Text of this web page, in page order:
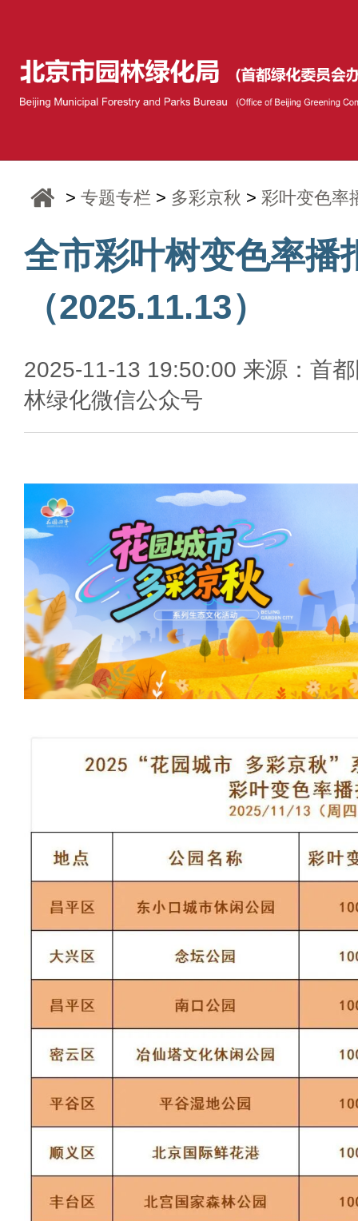
>专题专栏 > 多彩京秋 >彩叶变色率
全市彩叶树变色率播
（2025.11.13）
2025-11-13 19:50:00 来源：首
林绿化微信公众号